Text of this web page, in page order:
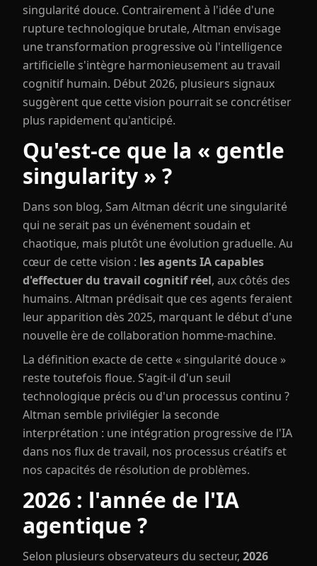
singularité douce. Contrairement à l'idée d'une
rupture technologique brutale, Altman envisage
une transformation progressive où l'intelligence
artificielle s'intègre harmonieusement au travail
cognitif humain. Début 2026, plusieurs signaux
suggèrent que cette vision pourrait se concrétiser
plus rapidement qu'anticipé.
Qu'est-ce que la « gentle
singularity » ?
Dans son blog, Sam Altman décrit une singularité
qui ne serait pas un événement soudain et
chaotique, mais plutôt une évolution graduelle. Au
cœur de cette vision : les agents IA capables
d'effectuer du travail cognitif réel, aux côtés des
humains. Altman prédisait que ces agents feraient
leur apparition dès 2025, marquant le début d'une
nouvelle ère de collaboration homme-machine.
La définition exacte de cette « singularité douce »
reste toutefois floue. S'agit-il d'un seuil
technologique précis ou d'un processus continu ?
Altman semble privilégier la seconde
interprétation : une intégration progressive de l'IA
dans nos flux de travail, nos processus créatifs et
nos capacités de résolution de problèmes.
2026 : l'année de l'IA
agentique ?
Selon plusieurs observateurs du secteur, 2026